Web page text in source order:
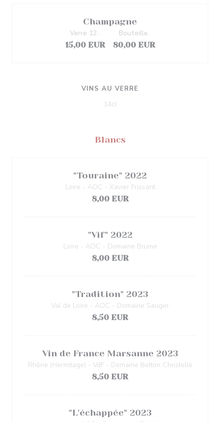
Champagne
15,00 EUR
Verre 12 .
80,00 EUR
Bouteille.
VINS AU VERRE
14cl
Blancs
"Touraine" 2022
Loire - AOC - Xavier Frissant
8,00 EUR
"Vif" 2022
Loire - AOC - Domaine Brume
8,00 EUR
"Tradition" 2023
Val de Loire - AOC - Domaine Sauger
8,50 EUR
Vin de France Marsanne 2023
Rhône (Hermitage) - VdF - Domaine Betton Christelle
8,50 EUR
"L'échappée" 2023